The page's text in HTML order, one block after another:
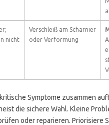
nicht
Verschleiß am Scharnier
oder Verformung
Symptome zusammen
die sichere Wahl. Kleine
oder reparieren. Priorisiere